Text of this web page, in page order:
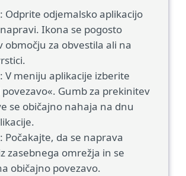
Odprite odjemalsko aplikacijo
Ikona se pogosto
območju za obvestila ali na
V meniju aplikacije izberite
povezavo«. Gumb za prekinitev
se običajno nahaja na dnu
Počakajte, da se naprava
zasebnega omrežja in se
običajno povezavo.